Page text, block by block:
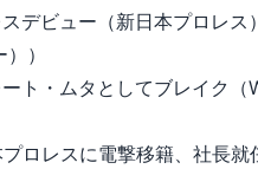
デビュー（新日本プロレス
）
ト・ムタとしてブレイク
ロレスに電撃移籍、社長就